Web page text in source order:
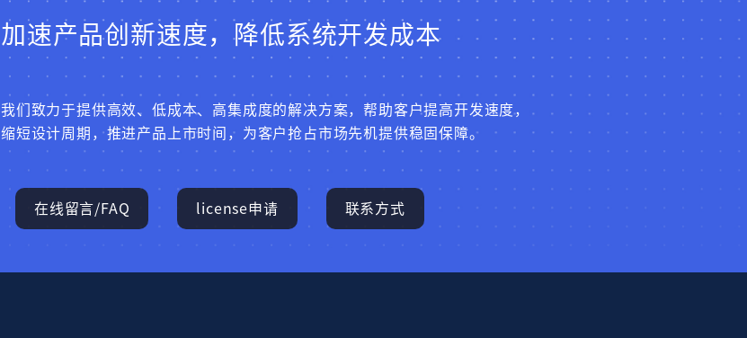
加速产品创新速度，降低系统开发成本
我们致力于提供高效、低成本、高集成度的解决方案，帮助客户提高开发速度，
缩短设计周期，推进产品上市时间，为客户抢占市场先机提供稳固保障。
在线留言/FAQ license申请 联系方式